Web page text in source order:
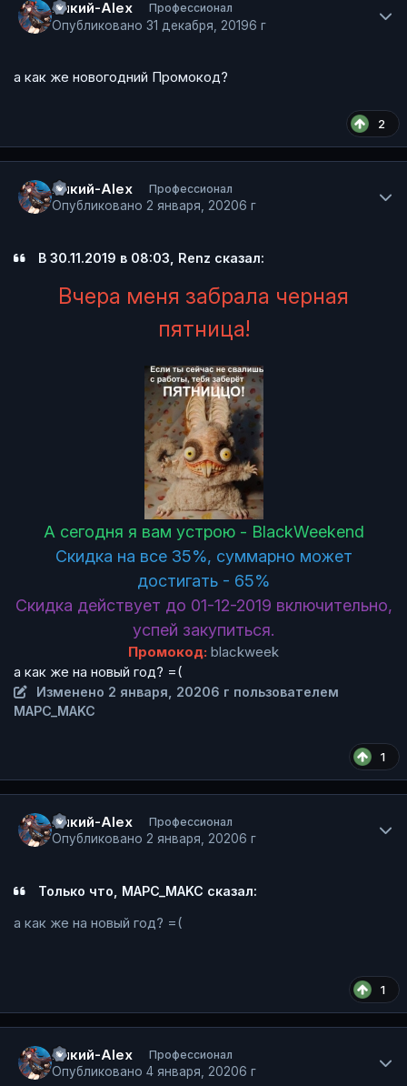
Dикий-Alex Профессионал
Опубликовано 31 декабря, 20196 г
а как же новогодний Промокод?
2
Dикий-Alex Профессионал
Опубликовано 2 января, 20206 г
В 30.11.2019 в 08:03, Renz сказал:
Вчера меня забрала черная
пятница!
А сегодня я вам устрою - BlackWeekend
Скидка на все 35%, суммарно может
достигать - 65%
Скидка действует до 01-12-2019 включительно,
успей закупиться.
Промокод: blackweek
а как же на новый год? =(
Изменено 2 января, 20206 г пользователем
MAPC_MAKC
1
Dикий-Alex Профессионал
Опубликовано 2 января, 20206 г
Только что, MAPC_MAKC сказал:
а как же на новый год? =(
1
Dикий-Alex Профессионал
Опубликовано 4 января, 20206 г